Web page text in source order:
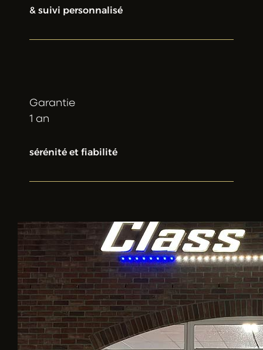
& suivi personnalisé
Garantie
1 an
sérénité et fiabilité